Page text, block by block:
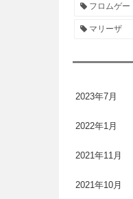
フロムゲー
マリーザ
2023年7月
2022年1月
2021年11月
2021年10月